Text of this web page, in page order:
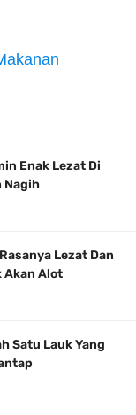
Enak Lezat Di
Nagih
Lezat Dan
Akan Alot
Satu Lauk Yang